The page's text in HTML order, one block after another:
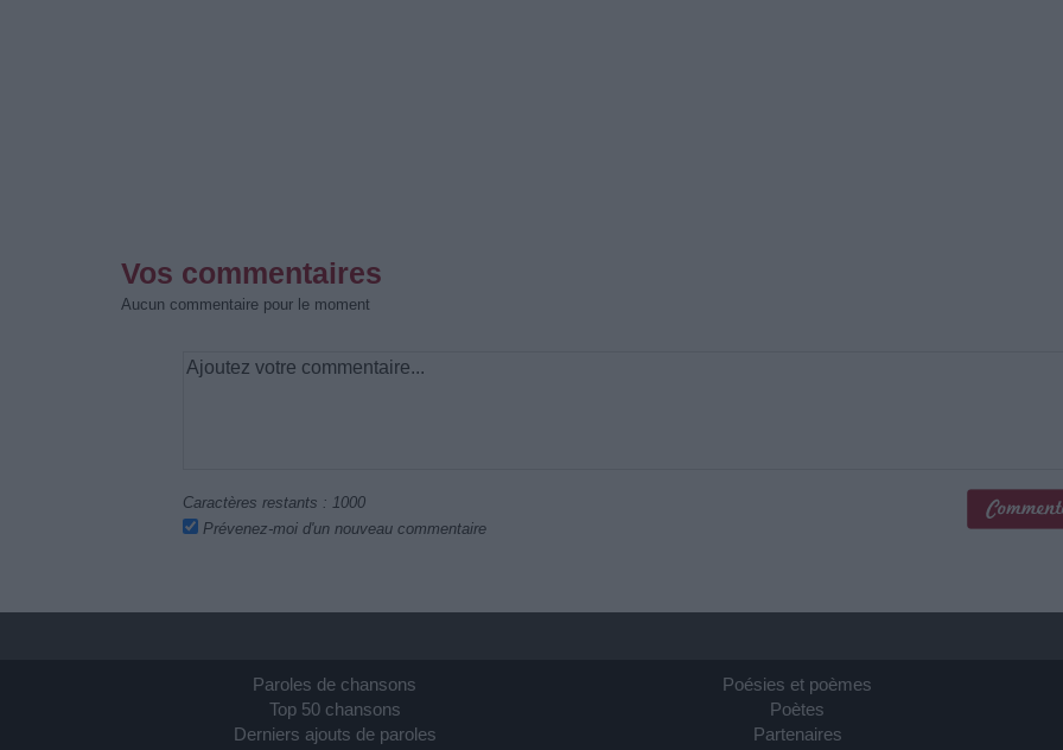
Vos commentaires
Aucun commentaire pour le moment
Caractères restants : 1000
Prévenez-moi d'un nouveau commentaire
Paroles de chansons
Top 50 chansons
Derniers ajouts de paroles
Poésies et poèmes
Poètes
Partenaires